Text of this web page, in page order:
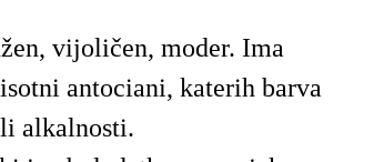
vijoličen, moder. Ima
antociani, katerih barva
alkalnosti.